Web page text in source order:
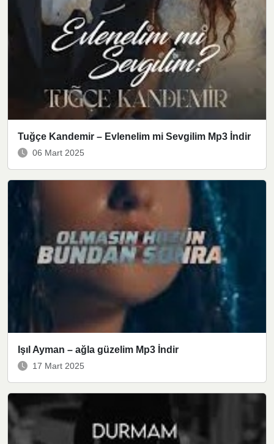
Tuğçe Kandemir – Evlenelim mi Sevgilim Mp3 İndir
06 Mart 2025
Işıl Ayman – ağla güzelim Mp3 İndir
17 Mart 2025